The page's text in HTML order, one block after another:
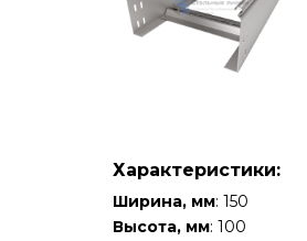
Характеристики:
Ширина, мм: 150
Высота, мм: 100